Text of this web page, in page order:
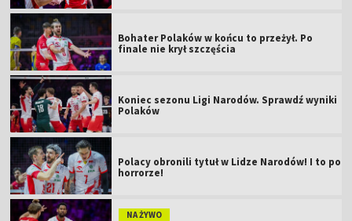
Bohater Polaków w końcu to przeżył. Po
finale nie krył szczęścia
Koniec sezonu Ligi Narodów. Sprawdź wyniki
Polaków
Polacy obronili tytuł w Lidze Narodów! I to po
horrorze!
NA ŻYWO